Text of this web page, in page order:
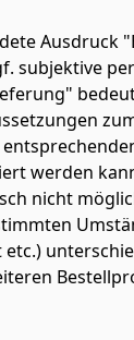
(TCO).
Garantie,
zur
Management.
Alle IronWolf
jederzeit
2,5 Mio.
für
Ausdruck
subjektive
werden
nicht